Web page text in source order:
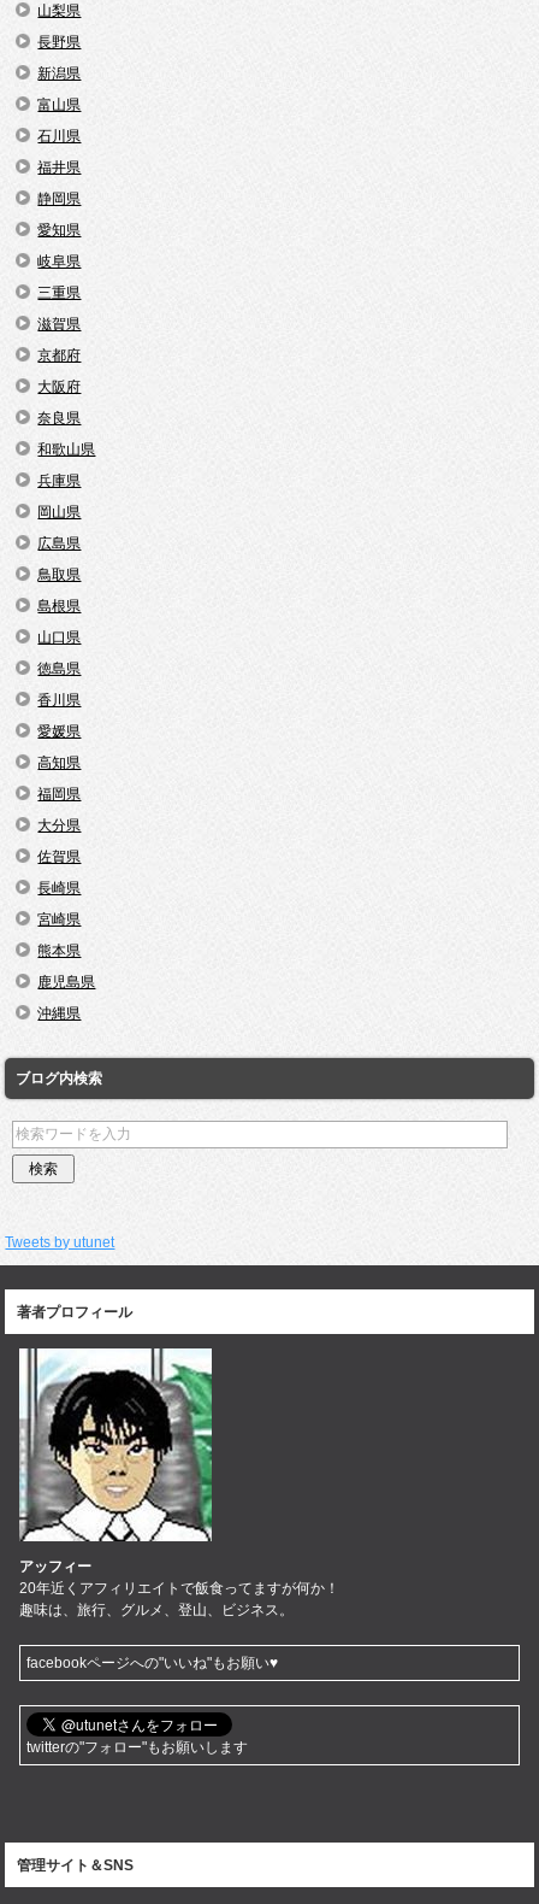
山梨県
長野県
新潟県
富山県
石川県
福井県
静岡県
愛知県
岐阜県
三重県
滋賀県
京都府
大阪府
奈良県
和歌山県
兵庫県
岡山県
広島県
鳥取県
島根県
山口県
徳島県
香川県
愛媛県
高知県
福岡県
大分県
佐賀県
長崎県
宮崎県
熊本県
鹿児島県
沖縄県
ブログ内検索
Tweets by utunet
著者プロフィール
アッフィー
20年近くアフィリエイトで飯食ってますが何か！
趣味は、旅行、グルメ、登山、ビジネス。
facebookページへの"いいね"もお願い♥
twitterの"フォロー"もお願いします
管理サイト＆SNS